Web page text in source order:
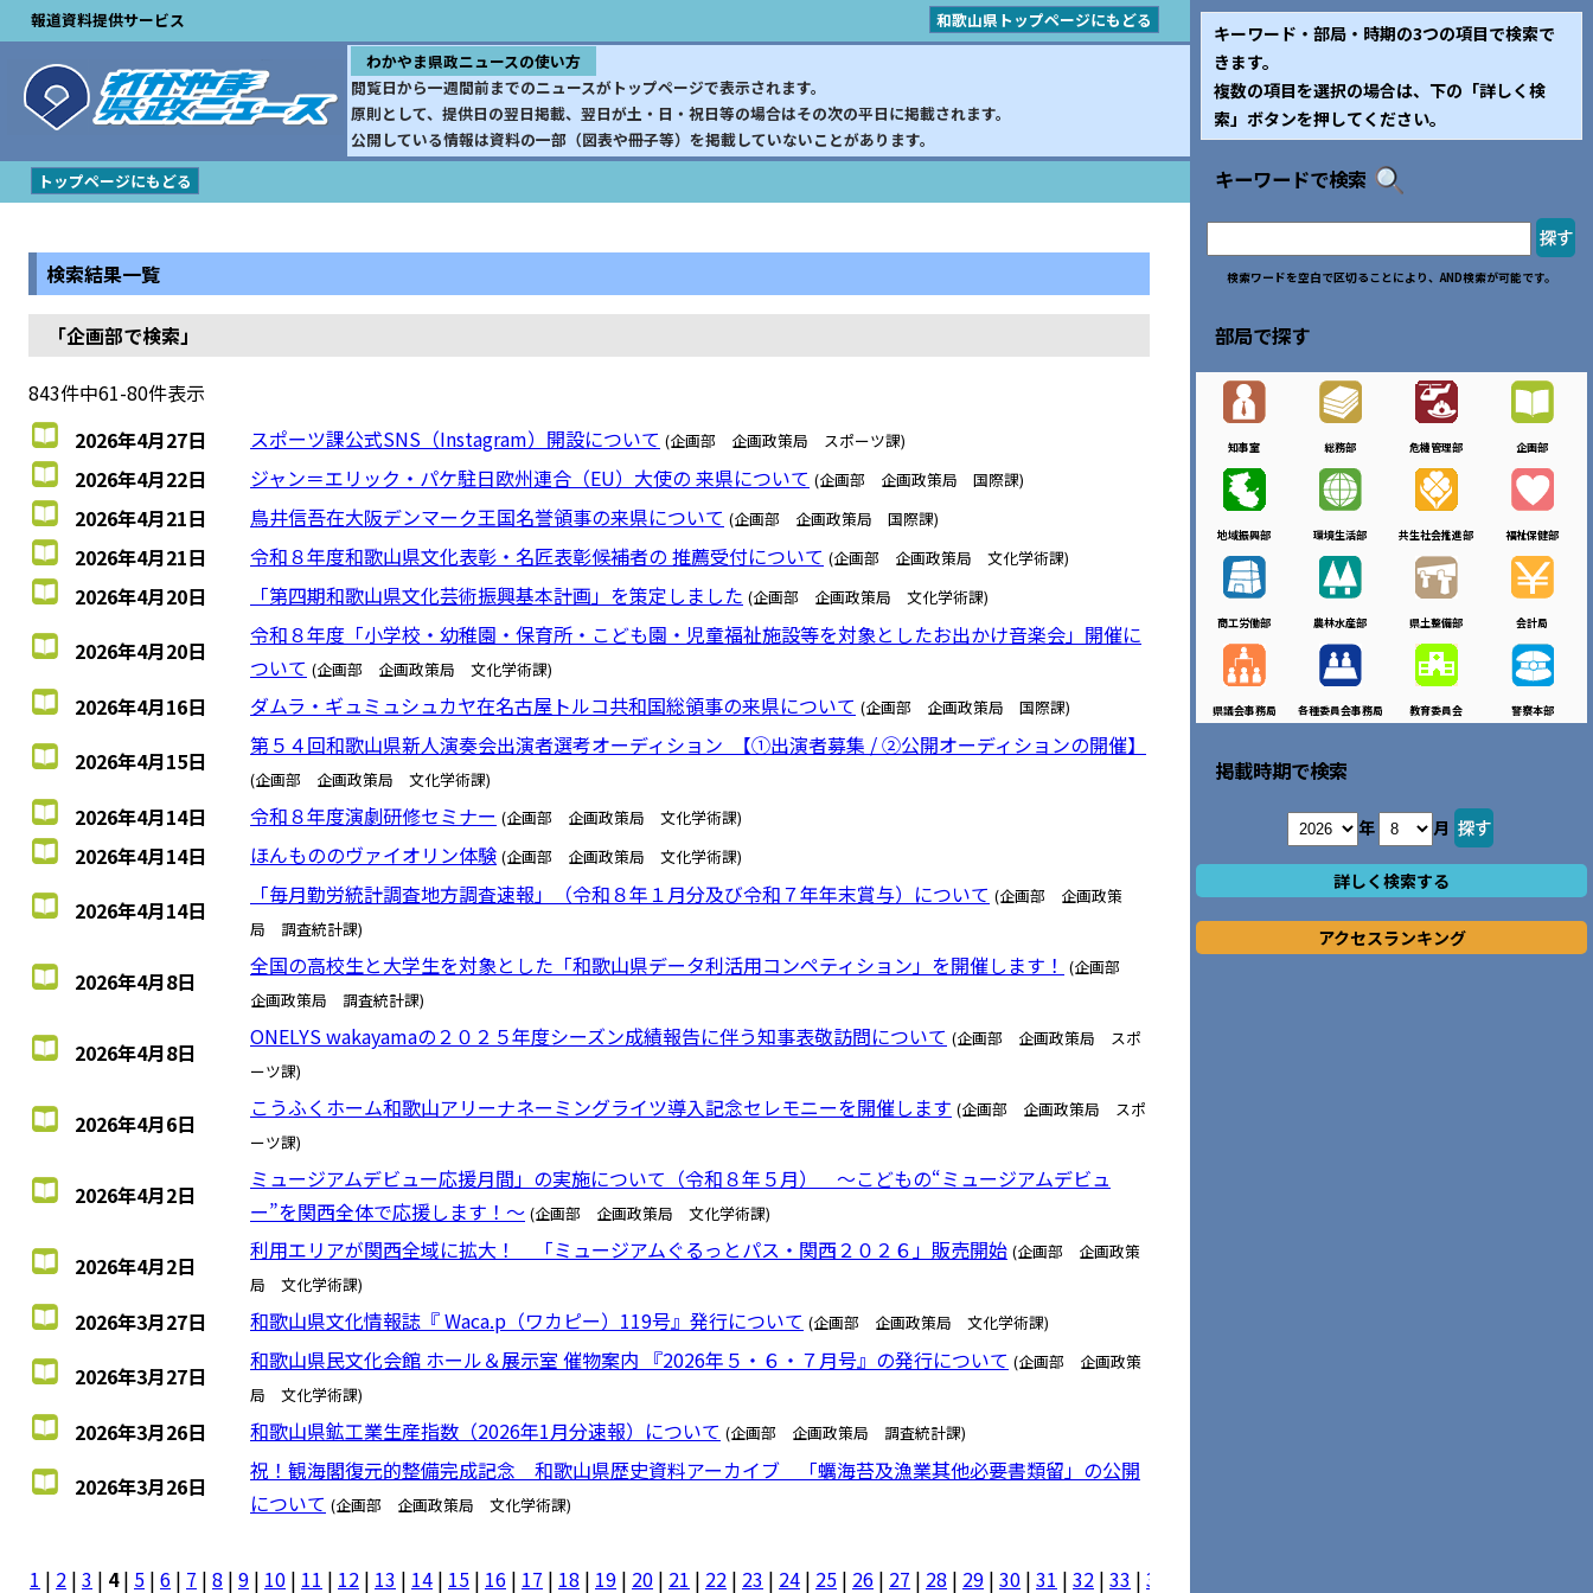
報道資料提供サービス
和歌山県トップページにもどる
わかやま県政ニュースの使い方
閲覧日から一週間前までのニュースがトップページで表示されます。
原則として、提供日の翌日掲載、翌日が土・日・祝日等の場合はその次の平日に掲載されます。
公開している情報は資料の一部（図表や冊子等）を掲載していないことがあります。
トップページにもどる
検索結果一覧
「企画部で検索」
843件中61-80件表示
2026年4月27日
スポーツ課公式SNS（Instagram）開設について (企画部 企画政策局 スポーツ課)
2026年4月22日 ジャン＝エリック・パケ駐日欧州連合（EU）大使の 来県について (企画部 企画政策局 国際課)
2026年4月21日 鳥井信吾在大阪デンマーク王国名誉領事の来県について (企画部 企画政策局 国際課)
2026年4月21日 令和８年度和歌山県文化表彰・名匠表彰候補者の 推薦受付について (企画部 企画政策局 文化学術課)
2026年4月20日 「第四期和歌山県文化芸術振興基本計画」を策定しました (企画部 企画政策局 文化学術課)
2026年4月20日
令和８年度「小学校・幼稚園・保育所・こども園・児童福祉施設等を対象としたお出かけ音楽会」開催に
ついて (企画部 企画政策局 文化学術課)
2026年4月16日 ダムラ・ギュミュシュカヤ在名古屋トルコ共和国総領事の来県について (企画部 企画政策局 国際課)
2026年4月15日
第５４回和歌山県新人演奏会出演者選考オーディション 【①出演者募集 / ②公開オーディションの開催】
(企画部 企画政策局 文化学術課)
2026年4月14日 令和８年度演劇研修セミナー (企画部 企画政策局 文化学術課)
2026年4月14日 ほんもののヴァイオリン体験 (企画部 企画政策局 文化学術課)
2026年4月14日
「毎月勤労統計調査地方調査速報」（令和８年１月分及び令和７年年末賞与）について (企画部 企画政策
局 調査統計課)
2026年4月8日
全国の高校生と大学生を対象とした「和歌山県データ利活用コンペティション」を開催します！ (企画部
企画政策局 調査統計課)
2026年4月8日
ONELYS wakayamaの２０２５年度シーズン成績報告に伴う知事表敬訪問について (企画部 企画政策局 スポ
ーツ課)
2026年4月6日
こうふくホーム和歌山アリーナネーミングライツ導入記念セレモニーを開催します (企画部 企画政策局 スポ
ーツ課)
2026年4月2日
ミュージアムデビュー応援月間」の実施について（令和８年５月） ～こどもの“ミュージアムデビュ
ー”を関西全体で応援します！～ (企画部 企画政策局 文化学術課)
2026年4月2日
利用エリアが関西全域に拡大！ 「ミュージアムぐるっとパス・関西２０２６」販売開始 (企画部 企画政策
局 文化学術課)
2026年3月27日 和歌山県文化情報誌『 Waca.p（ワカピー）119号』発行について (企画部 企画政策局 文化学術課)
2026年3月27日
和歌山県民文化会館 ホール＆展示室 催物案内 『2026年５・６・７月号』の発行について (企画部 企画政策
局 文化学術課)
2026年3月26日 和歌山県鉱工業生産指数（2026年1月分速報）について (企画部 企画政策局 調査統計課)
2026年3月26日
祝！観海閣復元的整備完成記念 和歌山県歴史資料アーカイブ 「蠣海苔及漁業其他必要書類留」の公開
について (企画部 企画政策局 文化学術課)
1 | 2 | 3 | 4| 5 | 6 | 7 | 8 | 9 | 10 | 11 | 12 | 13 | 14 | 15 | 16 | 17 | 18 | 19 | 20 | 21 | 22 | 23 | 24 | 25 | 26 | 27 | 28 | 29 | 30 | 31 | 32 | 33 | 34
キーワード・部局・時期の3つの項目で検索で
きます。
複数の項目を選択の場合は、下の「詳しく検
索」ボタンを押してください。
キーワードで検索
検索ワードを空白で区切ることにより、AND検索が可能です。
部局で探す
知事室 総務部 危機管理部 企画部
地域振興部 環境生活部 共生社会推進部 福祉保健部
商工労働部 農林水産部 県土整備部 会計局
県議会事務局 各種委員会事務局 教育委員会 警察本部
掲載時期で検索
年 月
詳しく検索する
アクセスランキング